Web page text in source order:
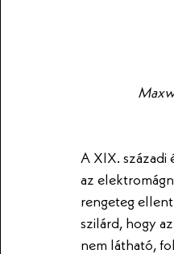
A XIX. századi
az
rengeteg
szilárd, hogy
nem látható,